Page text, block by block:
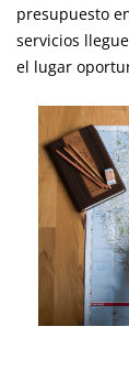
presupuesto
servicios
el lugar